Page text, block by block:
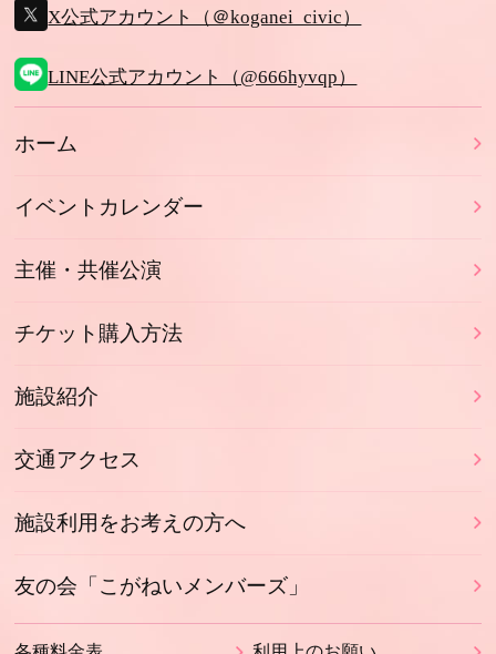
X公式アカウント（＠koganei_civic）
LINE公式アカウント（@666hyvqp）
ホーム
イベントカレンダー
主催・共催公演
チケット購入方法
施設紹介
交通アクセス
施設利用をお考えの方へ
友の会「こがねいメンバーズ」